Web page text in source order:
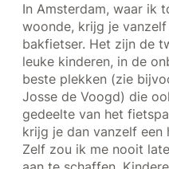
In Amsterdam, waar ik
woonde, krijg je
bakfietser. Het zijn de
leuke kinderen, in de
beste plekken (zie
Josse de Voogd) die
gedeelte van het
krijg je dan vanzelf een
Zelf zou ik me nooit